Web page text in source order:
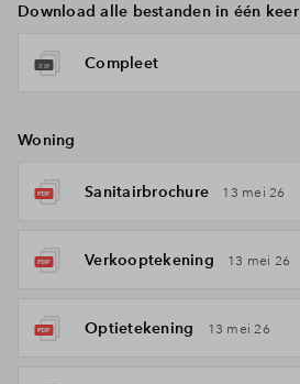
Download alle bestanden in één keer
Compleet
Woning
Sanitairbrochure 13 mei 26
Verkooptekening 13 mei 26
Optietekening 13 mei 26